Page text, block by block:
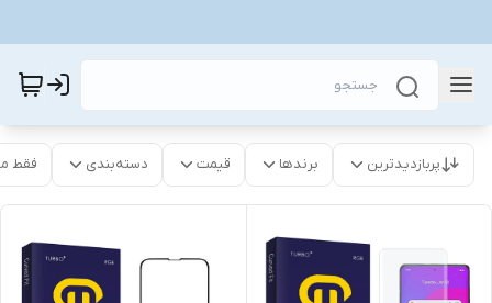
پربازدیدترین برندها قیمت دسته‌بندی فقط